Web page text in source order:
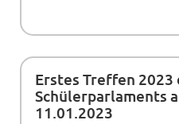
Erstes Treffen 2023
Schülerparlaments
11.01.2023